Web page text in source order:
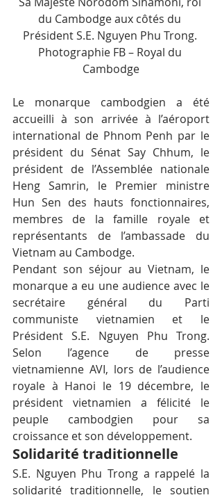
du Cambodge aux côtés du
Président S.E. Nguyen Phu Trong.
Photographie FB – Royal du
Cambodge
Le monarque cambodgien a été
accueilli à son arrivée à l’aéroport
international de Phnom Penh par le
président du Sénat Say Chhum, le
président de l’Assemblée nationale
Heng Samrin, le Premier ministre
Hun Sen des hauts fonctionnaires,
membres de la famille royale et
représentants de l’ambassade du
Vietnam au Cambodge.
Pendant son séjour au Vietnam, le
monarque a eu une audience avec le
secrétaire général du Parti
communiste vietnamien et le
Président S.E. Nguyen Phu Trong.
Selon l’agence de presse
vietnamienne AVI, lors de l’audience
royale à Hanoi le 19 décembre, le
président vietnamien a félicité le
peuple cambodgien pour sa
croissance et son développement.
Solidarité traditionnelle
S.E. Nguyen Phu Trong a rappelé la
solidarité traditionnelle, le soutien